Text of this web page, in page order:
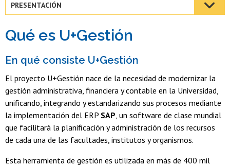
Estudiantes
Académicas/os
Funcionarias/os
Egresadas/os
PRESENTACIÓN
Qué es U+Gestión
En qué consiste U+Gestión
El proyecto U+Gestión nace de la necesidad de modernizar la
gestión administrativa, financiera y contable en la Universidad,
unificando, integrando y estandarizando sus procesos mediante
la implementación del ERP SAP, un software de clase mundial
que facilitará la planificación y administración de los recursos
de cada una de las facultades, institutos y organismos.
Esta herramienta de gestión es utilizada en más de 400 mil